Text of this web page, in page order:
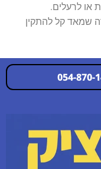
או לרעלים.
שמאד קל להתקין
054-